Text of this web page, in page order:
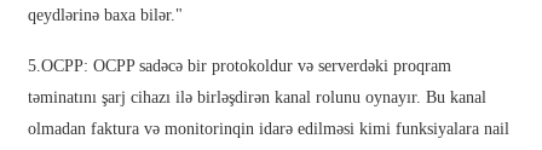
ગુજરાતી
qeydlərinə baxa bilər."
5.OCPP: OCPP sadəcə bir protokoldur və serverdəki proqram
təminatını şarj cihazı ilə birləşdirən kanal rolunu oynayır. Bu kanal
olmadan faktura və monitorinqin idarə edilməsi kimi funksiyalara nail